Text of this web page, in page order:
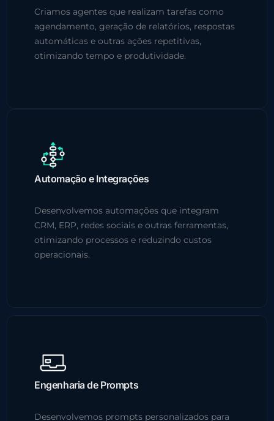
Criamos agentes que realizam tarefas como
agendamento, geração de relatórios, respostas
automáticas e outras ações repetitivas,
otimizando tempo e produtividade.
Automação e Integrações
Desenvolvemos automações que integram
CRM, ERP, redes sociais e outras ferramentas,
otimizando processos e reduzindo custos
operacionais.
Engenharia de Prompts
Desenvolvemos prompts personalizados para